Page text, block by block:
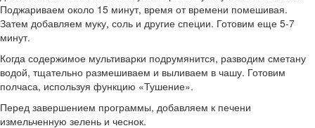
Поджариваем около 15 минут, время от времени помешивая.
Затем добавляем муку, соль и другие специи. Готовим еще 5-7
минут.
Когда содержимое мультиварки подрумянится, разводим сметану
водой, тщательно размешиваем и выливаем в чашу. Готовим
полчаса, используя функцию «Тушение».
Перед завершением программы, добавляем к печени
измельченную зелень и чеснок.